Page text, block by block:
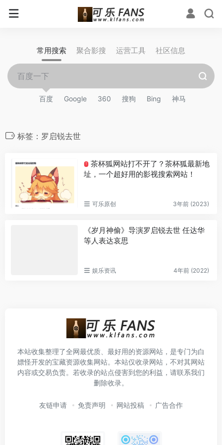
常用搜索 聚合影搜 运营工具 社区信息
百度 Google 360 搜狗 Bing 神马
标签：罗启锐去世
T
茶杯狐网站打不开了？茶杯狐最新地
址，一个超好用的影视搜索网站！
可乐原创 3年前 (2023)
《岁月神偷》导演罗启锐去世 任达华
等人表达哀思
娱乐资讯 4年前 (2022)
本站收集整理了全网最优质、最好用的资源网站，是专门为白
嫖怪开发的宝藏资源收集网站。本站仅收录网站，不对其网站
内容或交易负责。若收录的站点侵害到您的利益，请联系我们
删除收录。
友链申请 免责声明 网站投稿 广告合作